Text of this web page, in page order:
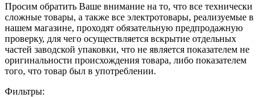
Просим обратить Ваше внимание на то, что все технически
сложные товары, а также все электротовары, реализуемые в
нашем магазине, проходят обязательную предпродажную
проверку, для чего осуществляется вскрытие отдельных
частей заводской упаковки, что не является показателем не
оригинальности происхождения товара, либо показателем
того, что товар был в употреблении.
Фильтры: